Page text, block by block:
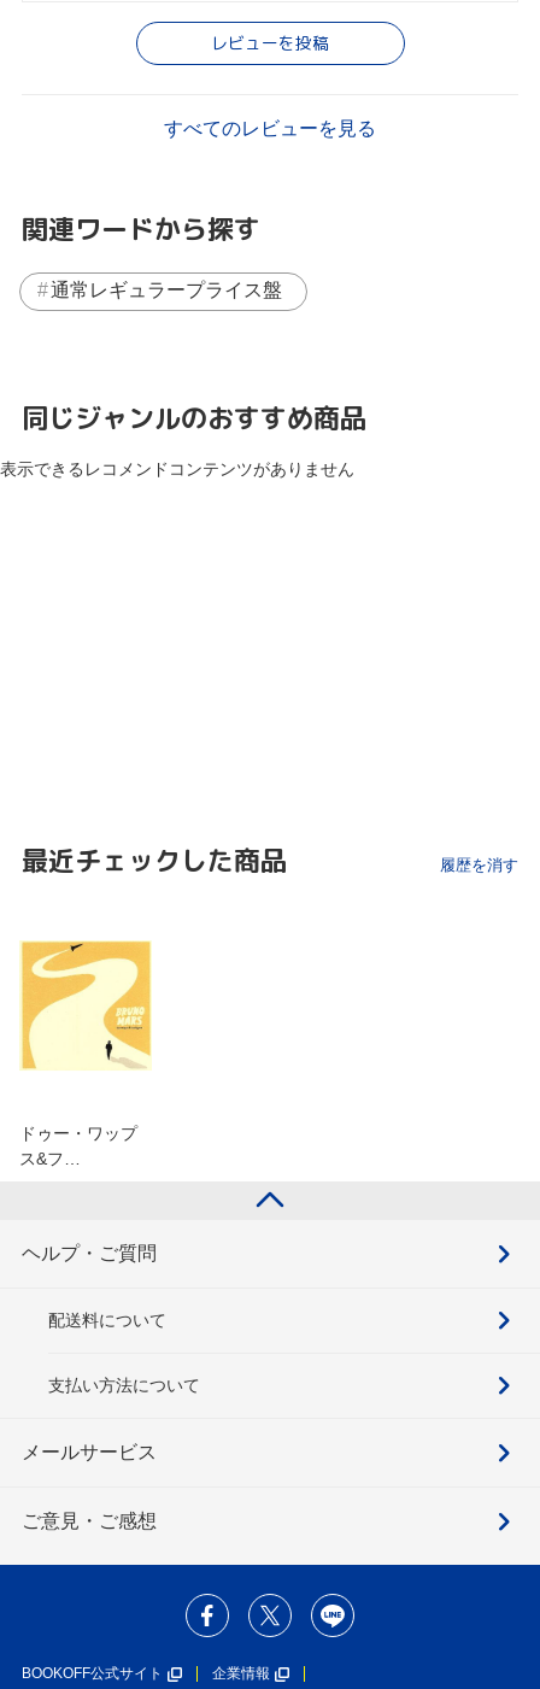
レビューを投稿
すべてのレビューを見る
関連ワードから探す
通常レギュラープライス盤
同じジャンルのおすすめ商品
表示できるレコメンドコンテンツがありません
最近チェックした商品 履歴を消す
ドゥー・ワップ
ス&フ…
ヘルプ・ご質問
配送料について
支払い方法について
メールサービス
ご意見・ご感想
BOOKOFF公式サイト 企業情報